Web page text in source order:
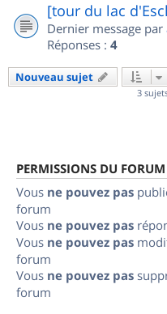
[tour du lac
Dernier message par
Réponses : 4
Nouveau sujet
3
PERMISSIONS DU FORUM
Vous ne pouvez pas
forum
Vous ne pouvez pas
Vous ne pouvez pas
forum
Vous ne pouvez pas
forum